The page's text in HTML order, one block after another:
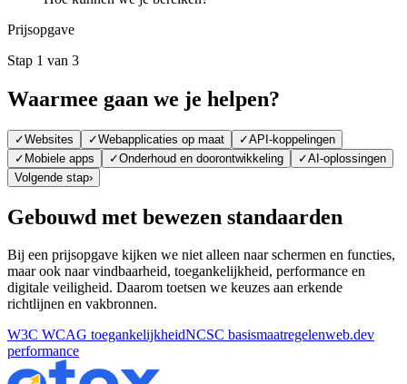
Prijsopgave
Stap 1 van 3
Waarmee gaan we je helpen?
✓Websites ✓Webapplicaties op maat ✓API-koppelingen
✓ Mobiele apps ✓Onderhoud en doorontwikkeling ✓AI-oplossingen
Volgende stap›
Gebouwd met bewezen standaarden
Bij een prijsopgave kijken we niet alleen naar schermen en functies,
maar ook naar vindbaarheid, toegankelijkheid, performance en
digitale veiligheid. Daarom toetsen we keuzes aan erkende
richtlijnen en vakbronnen.
W3C WCAG toegankelijkheidNCSC basismaatregelenweb.dev
performance